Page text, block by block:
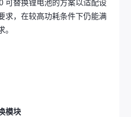
可替换锂电池的方案以适配设
求，在较高功耗条件下仍能满
。
模块